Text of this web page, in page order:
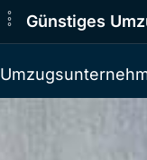
Günstiges